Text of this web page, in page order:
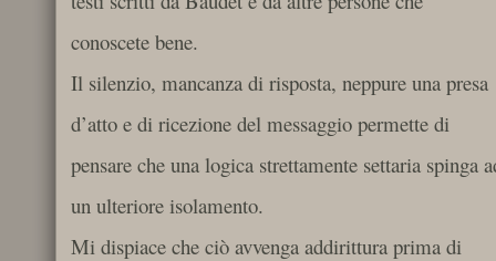
conoscete bene.
Il silenzio, mancanza di risposta, neppure una presa
d’atto e di ricezione del messaggio permette di
pensare che una logica strettamente settaria spinga
un ulteriore isolamento.
Mi dispiace che ciò avvenga addirittura prima di